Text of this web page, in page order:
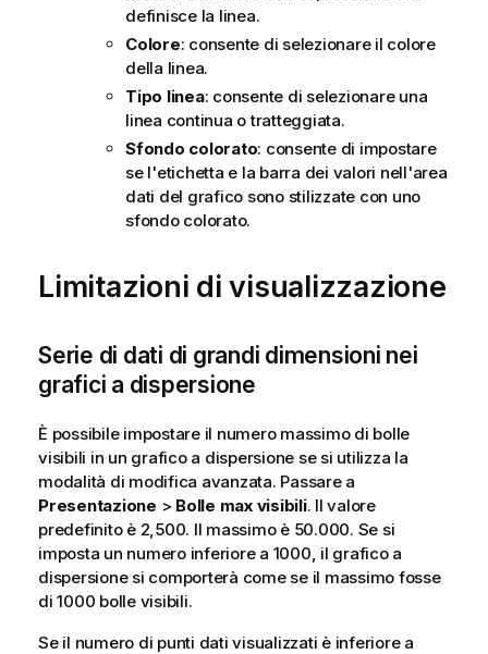
definisce la linea.
Colore: consente di selezionare il colore
della linea.
Tipo linea: consente di selezionare una
linea continua o tratteggiata.
Sfondo colorato: consente di impostare
se l'etichetta e la barra dei valori nell'area
dati del grafico sono stilizzate con uno
sfondo colorato.
Limitazioni di visualizzazione
Serie di dati di grandi dimensioni nei
grafici a dispersione
È possibile impostare il numero massimo di bolle
visibili in un grafico a dispersione se si utilizza la
modalità di modifica avanzata. Passare a
Presentazione > Bolle max visibili. Il valore
predefinito è 2,500. Il massimo è 50.000. Se si
imposta un numero inferiore a 1000, il grafico a
dispersione si comporterà come se il massimo fosse
di 1000 bolle visibili.
Se il numero di punti dati visualizzati è inferiore a